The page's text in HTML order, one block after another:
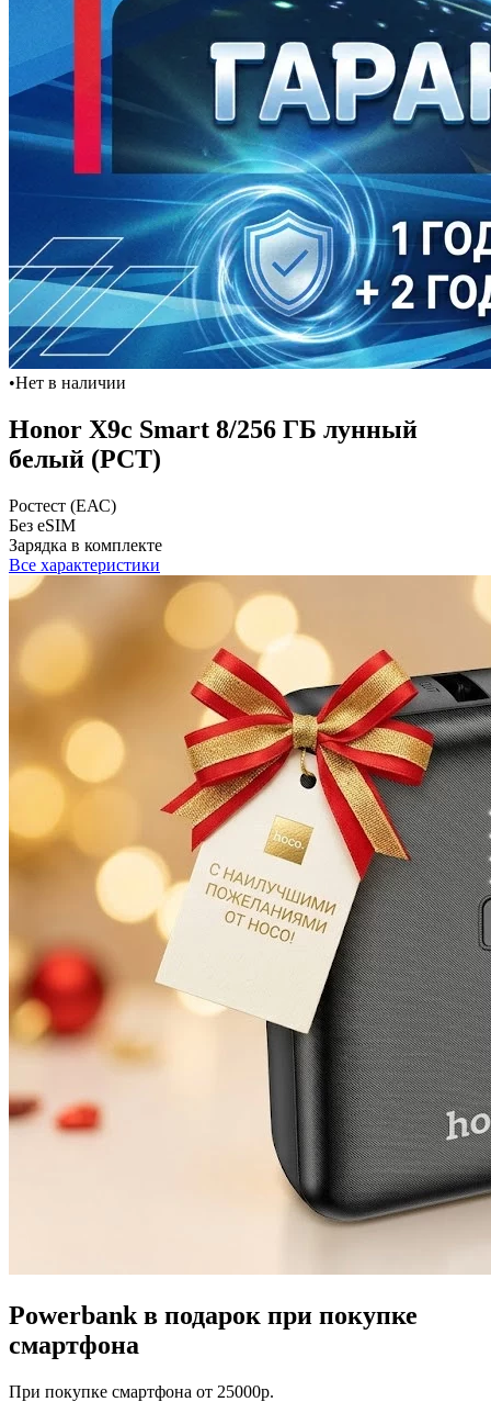
•Нет в наличии
Honor X9c Smart 8/256 ГБ лунный
белый (РСТ)
Ростест (ЕАС)
Без eSIM
Зарядка в комплекте
Все характеристики
Powerbank в подарок при покупке
смартфона
При покупке смартфона от 25000р.